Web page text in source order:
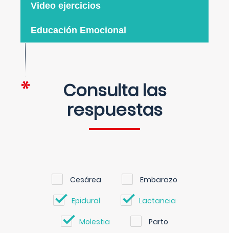
Video ejercicios
Educación Emocional
Consulta las
respuestas
Cesárea Embarazo
Epidural Lactancia
Molestia Parto